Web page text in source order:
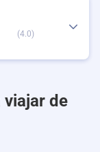
(4.0)
viajar de